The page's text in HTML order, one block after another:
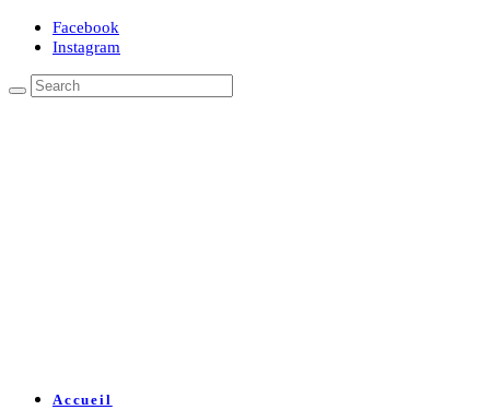
Facebook
Instagram
Accueil